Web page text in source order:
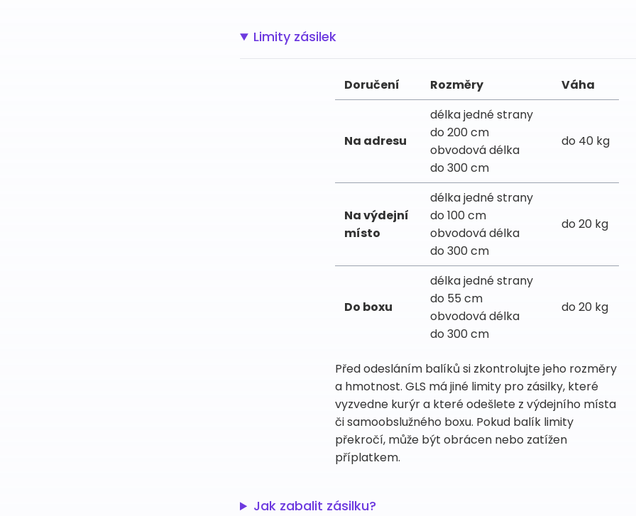
Limity zásilek
Doručení Rozměry Váha
Na adresu
délka jedné strany
do 200 cm
obvodová délka
do 300 cm
do 40 kg
Na výdejní
místo
délka jedné strany
do 100 cm
obvodová délka
do 300 cm
do 20 kg
Do boxu
délka jedné strany
do 55 cm
obvodová délka
do 300 cm
do 20 kg
Před odesláním balíků si zkontrolujte jeho rozměry
a hmotnost. GLS má jiné limity pro zásilky, které
vyzvedne kurýr a které odešlete z výdejního místa
či samoobslužného boxu. Pokud balík limity
překročí, může být obrácen nebo zatížen
příplatkem.
Jak zabalit zásilku?